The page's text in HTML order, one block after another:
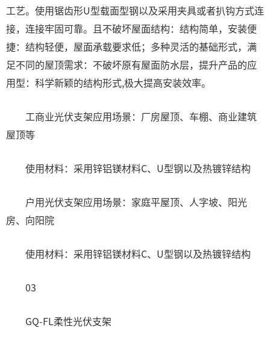
工艺。使用锯齿形U型载面型钢以及采用夹具或者扒钩方式连
接，连接牢固可靠。且不破坏屋面结构：结构简单，安装便
捷：结构轻便，屋面承载要求低；多种灵活的基础形式，满
足不同的屋顶需求：不破坏原有屋面防水层，提升产品的应
用型：科学新颖的结构形式,极大提高安装效率。
工商业光伏支架应用场景：厂房屋顶、车棚、商业建筑
屋顶等
使用材料：采用锌铝镁材料C、U型钢以及热镀锌结构
户用光伏支架应用场景：家庭平屋顶、人字坡、阳光
房、向阳院
使用材料：采用锌铝镁材料C、U型钢以及热镀锌结构
03
GQ-FL柔性光伏支架